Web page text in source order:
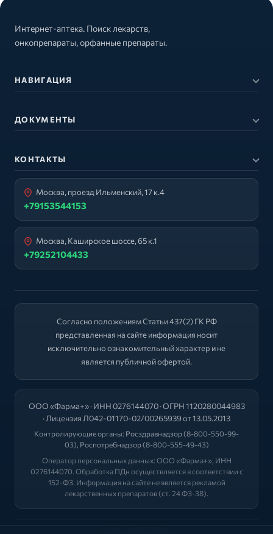
Интернет-аптека. Поиск лекарств,
онкопрепараты, орфанные препараты.
НАВИГАЦИЯ
ДОКУМЕНТЫ
КОНТАКТЫ
Москва, проезд Ильменский, 17 к.4
+79153544153
Москва, Каширское шоссе, 65 к.1
+79252104433
Согласно положениям Статьи 437(2) ГК РФ
представленная на сайте информация носит
исключительно ознакомительный характер и не
является публичной офертой.
ООО «Фарма+» · ИНН 0276144070 · ОГРН 1120280044983
· Лицензия Л042-01170-02/00265939 от 13.05.2013
Контролирующие органы: Росздравнадзор(8-800-550-99-
03), Роспотребнадзор(8-800-555-49-43)
Оператор персональных данных: ООО «Фарма+», ИНН
0276144070. Обработка ПДн осуществляется в соответствии с
152-ФЗ. Информация на сайте не является рекламой
лекарственных препаратов (ст. 24 ФЗ-38).